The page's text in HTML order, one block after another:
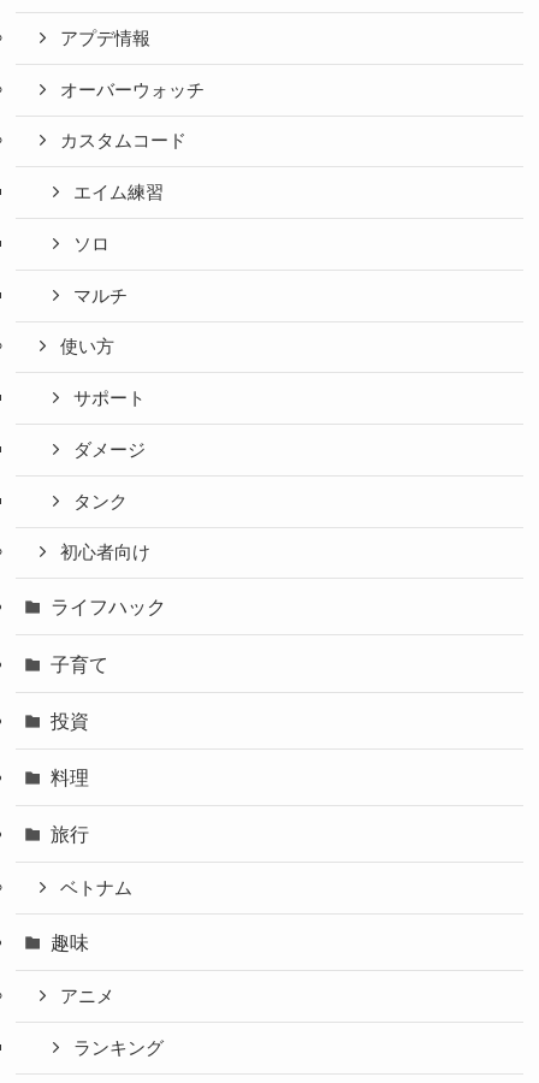
アプデ情報
オーバーウォッチ
カスタムコード
エイム練習
ソロ
マルチ
使い方
サポート
ダメージ
タンク
初心者向け
ライフハック
子育て
投資
料理
旅行
ベトナム
趣味
アニメ
ランキング